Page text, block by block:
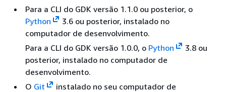
Para a CLI do GDK versão 1.1.0 ou posterior, o
Python
3.6 ou posterior, instalado no
computador de desenvolvimento.
Para a CLI do GDK versão 1.0.0, o Python
3.8 ou
posterior, instalado no computador de
desenvolvimento.
O Git
instalado no seu computador de